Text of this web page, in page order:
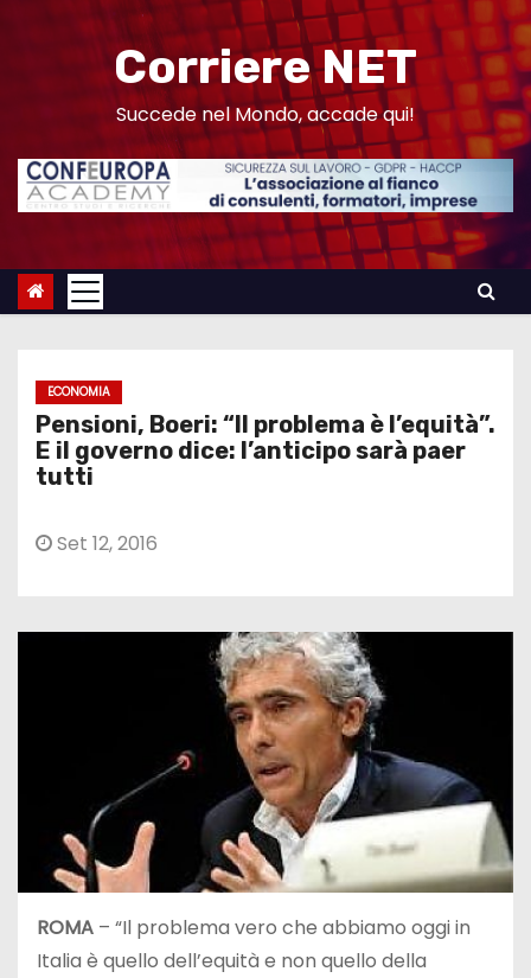
n
Corriere NET
Succede nel Mondo, accade qui!
ECONOMIA
Pensioni, Boeri: “Il problema è l’equità”.
E il governo dice: l’anticipo sarà paer
tutti
Set 12, 2016
ROMA – “Il problema vero che abbiamo oggi in
Italia è quello dell’equità e non quello della